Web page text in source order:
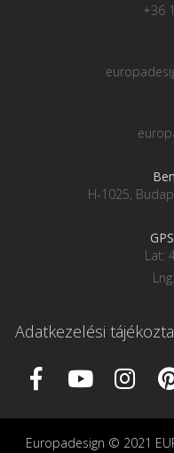
+36
H-1025,
Lat:
Adatkezelési
Europadesign © 2021